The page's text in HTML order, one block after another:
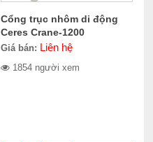
Cổng trục nhôm di động
Ceres Crane-1200
Giá bán: Liên hệ
1854 người xem